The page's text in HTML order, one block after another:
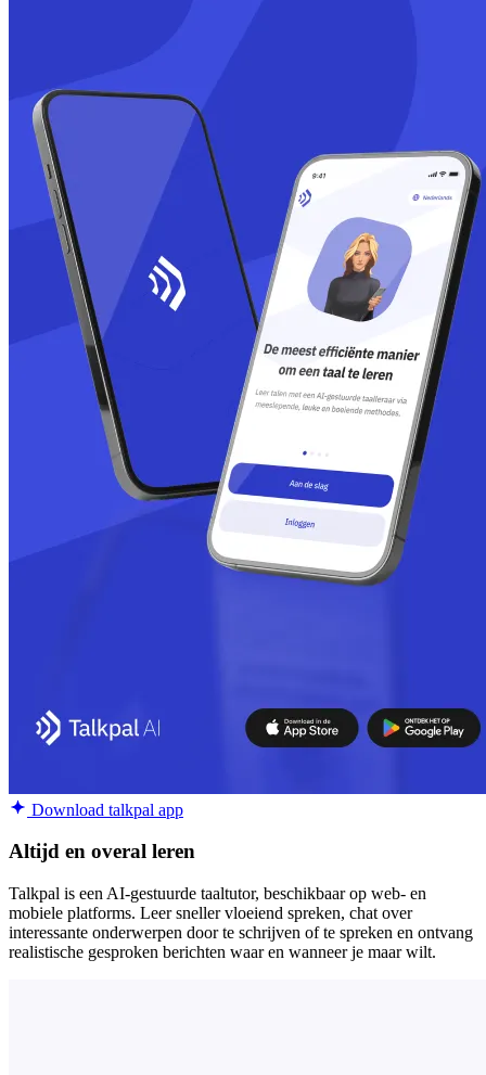
Download talkpal app
Altijd en overal leren
Talkpal is een AI-gestuurde taaltutor, beschikbaar op web- en
mobiele platforms. Leer sneller vloeiend spreken, chat over
interessante onderwerpen door te schrijven of te spreken en ontvang
realistische gesproken berichten waar en wanneer je maar wilt.